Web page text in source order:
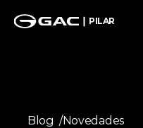
PILAR
Blog  /Novedades